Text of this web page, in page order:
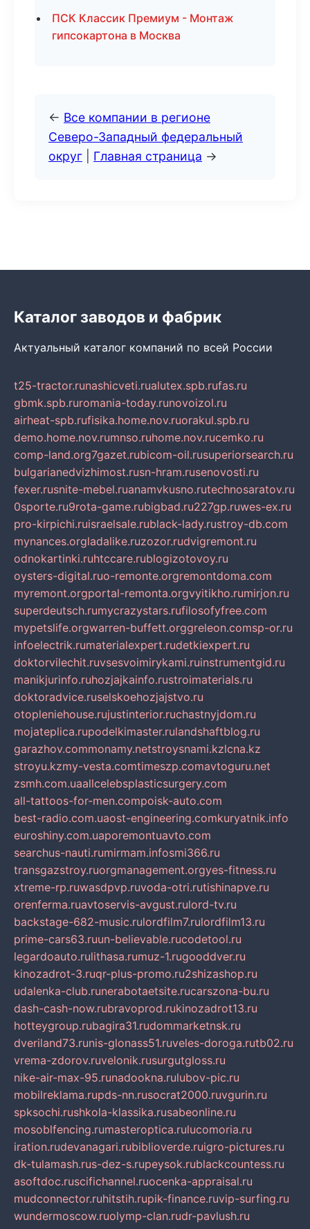
ПСК Классик Премиум - Монтаж
гипсокартона в Москва
← Все компании в регионе
Северо-Западный федеральный
округ
Главная страница →
Каталог заводов и фабрик
Актуальный каталог компаний по всей России
t25-tractor.runashicveti.rualutex.spb.rufas.ru
gbmk.spb.ruromania-today.runovoizol.ru
airheat-spb.rufisika.home.nov.ruorakul.spb.ru
demo.home.nov.rumnso.ruhome.nov.rucemko.ru
comp-land.org7gazet.rubicom-oil.rusuperiorsearch.ru
bulgarianedvizhimost.rusn-hram.rusenovosti.ru
fexer.rusnite-mebel.ruanamvkusno.rutechnosaratov.ru
0sporte.ru9rota-game.rubigbad.ru227gp.ruwes-ex.ru
pro-kirpichi.ruisraelsale.rublack-lady.rustroy-db.com
mynances.orgladalike.ruzozor.rudvigremont.ru
odnokartinki.ruhtccare.rublogizotovoy.ru
oysters-digital.ruo-remonte.orgremontdoma.com
myremont.orgportal-remonta.orgvyitikho.rumirjon.ru
superdeutsch.rumycrazystars.rufilosofyfree.com
mypetslife.orgwarren-buffett.orggreleon.comsp-or.ru
infoelectrik.rumaterialexpert.rudetkiexpert.ru
doktorvilechit.ruvsesvoimirykami.ruinstrumentgid.ru
manikjurinfo.ruhozjajkainfo.rustroimaterials.ru
doktoradvice.ruselskoehozjajstvo.ru
otopleniehouse.rujustinterior.ruchastnyjdom.ru
mojateplica.rupodelkimaster.rulandshaftblog.ru
garazhov.commonamy.netstroysnami.kzlcna.kz
stroyu.kzmy-vesta.comtimeszp.comavtoguru.net
zsmh.com.uaallcelebsplasticsurgery.com
all-tattoos-for-men.compoisk-auto.com
best-radio.com.uaost-engineering.comkuryatnik.info
euroshiny.com.uaporemontuavto.com
searchus-nauti.rumirmam.infosmi366.ru
transgazstroy.ruorgmanagement.orgyes-fitness.ru
xtreme-rp.ruwasdpvp.ruvoda-otri.rutishinapve.ru
orenferma.ruavtoservis-avgust.rulord-tv.ru
backstage-682-music.rulordfilm7.rulordfilm13.ru
prime-cars63.ruun-believable.rucodetool.ru
legardoauto.rulithasa.rumuz-1.rugooddver.ru
kinozadrot-3.ruqr-plus-promo.ru2shizashop.ru
udalenka-club.runerabotaetsite.rucarszona-bu.ru
dash-cash-now.rubravoprod.rukinozadrot13.ru
hotteygroup.rubagira31.rudommarketnsk.ru
dveriland73.runis-glonass51.ruveles-doroga.rutb02.ru
vrema-zdorov.ruvelonik.rusurgutgloss.ru
nike-air-max-95.runadookna.rulubov-pic.ru
mobilreklama.rupds-nn.rusocrat2000.ruvgurin.ru
spksochi.rushkola-klassika.rusabeonline.ru
mosoblfencing.rumasteroptica.rulucomoria.ru
iration.rudevanagari.rubiblioverde.ruigro-pictures.ru
dk-tulamash.rus-dez-s.rupeysok.rublackcountess.ru
asoftdoc.ruscifichannel.ruocenka-appraisal.ru
mudconnector.ruhitstih.rupik-finance.ruvip-surfing.ru
wundermoscow.ruolymp-clan.rudr-pavlush.ru